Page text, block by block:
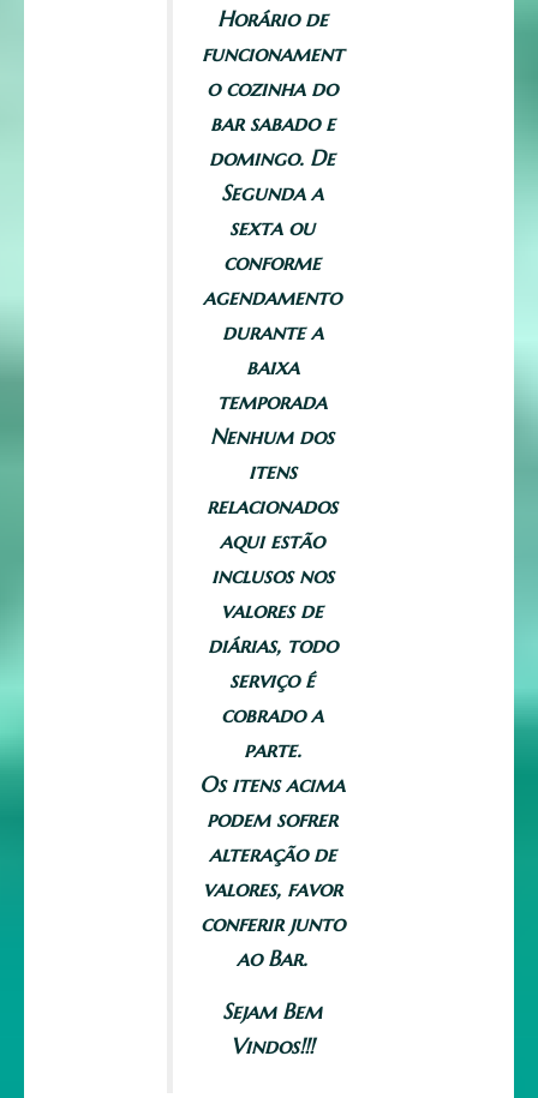
Horário de
funcionament
o cozinha do
bar sabado e
domingo. De
Segunda a
sexta ou
conforme
agendamento
durante a
baixa
temporada
Nenhum dos
itens
relacionados
aqui estão
inclusos nos
valores de
diárias, todo
serviço é
cobrado a
parte.
Os itens acima
podem sofrer
alteração de
valores, favor
conferir junto
ao Bar.
Sejam Bem
Vindos!!!